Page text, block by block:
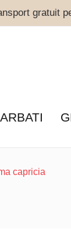
gratuit
capricia